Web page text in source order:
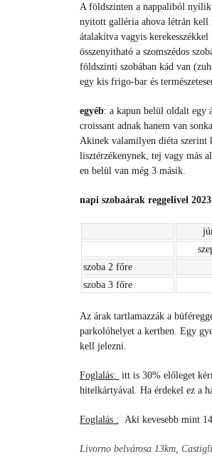
A földszinten a nappaliból
nyitott galléria ahova létrán kell
átalakítva vagyis
összenyitható a szomszédos
földszinti szobában kád van
egy kis frigo-bar és
egyéb: a kapun belül oldalt egy
croissant adnak hanem van
Akinek valamilyen diéta szerint
lisztérzékenynek, tej vagy más
en belül van még 3 másik.
napi szobaárak reggelivel
szoba 2 főre
szoba 3 főre
Az árak tartlamazzák a
parkolóhelyet a kertben. Egy
kell jelezni.
Foglalás: itt is 30% előleget
hitelkártyával. Ha érdekel ez a
Foglalás : Aki kevesebb mint
Livorno belvárosa 13km,